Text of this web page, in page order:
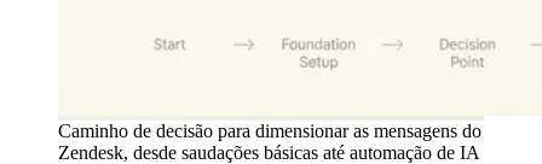
Caminho de decisão para dimensionar as mensagens do
Zendesk, desde saudações básicas até automação de IA